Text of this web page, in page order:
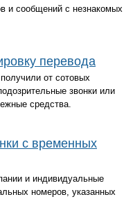
и сообщений с незнакомых
перевода
от сотовых
звонки или
средства.
с временных
и индивидуальные
номеров, указанных